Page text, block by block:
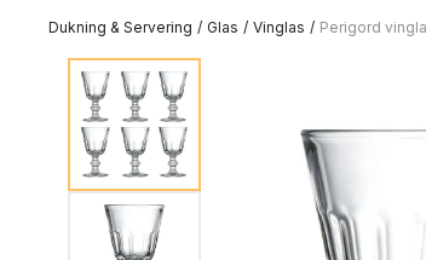
Dukning & Servering / Glas / Vinglas / Perigord